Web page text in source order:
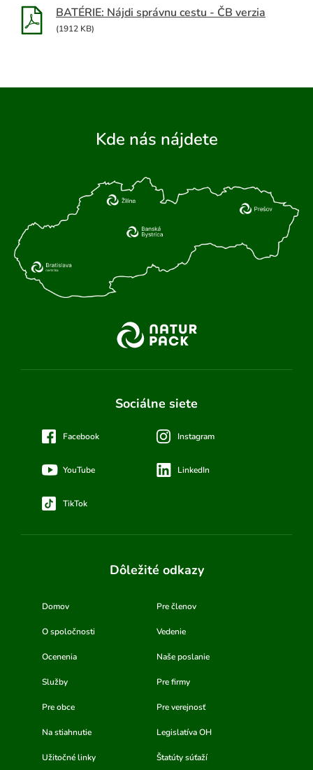
BATÉRIE: Nájdi správnu cestu - ČB verzia
(1912 KB)
Kde nás nájdete
Sociálne siete
Facebook Instagram
YouTube LinkedIn
TikTok
Dôležité odkazy
Domov Pre členov
O spoločnosti Vedenie
Ocenenia Naše poslanie
Služby Pre firmy
Pre obce Pre verejnosť
Na stiahnutie Legislatíva OH
Užitočné linky Štatúty súťaží